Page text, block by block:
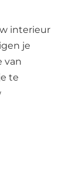
interieur
je
van
te